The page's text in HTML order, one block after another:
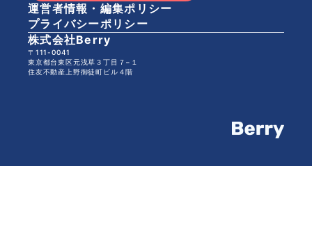
運営者情報・編集ポリシー
プライバシーポリシー
株式会社Berry
〒111-0041
東京都台東区元浅草３丁目７−１
住友不動産上野御徒町ビル４階